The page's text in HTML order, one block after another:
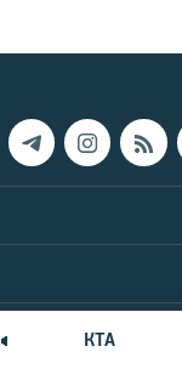
КТА
© Крим.Реалії, 2026 |